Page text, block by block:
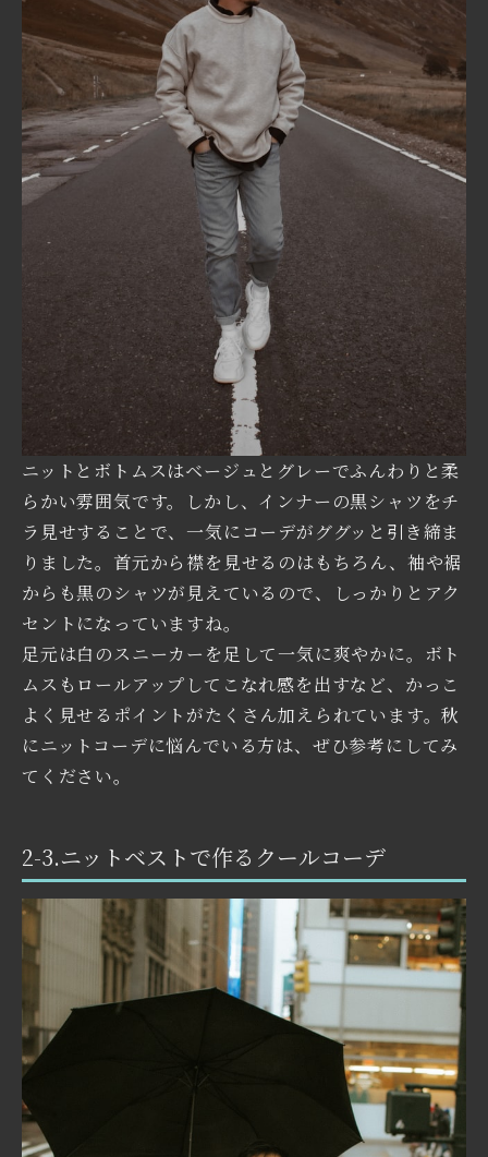
ニットとボトムスはベージュとグレーでふんわりと柔
らかい雰囲気です。しかし、インナーの黒シャツをチ
ラ見せすることで、一気にコーデがググッと引き締ま
りました。首元から襟を見せるのはもちろん、袖や裾
からも黒のシャツが見えているので、しっかりとアク
セントになっていますね。
足元は白のスニーカーを足して一気に爽やかに。ボト
ムスもロールアップしてこなれ感を出すなど、かっこ
よく見せるポイントがたくさん加えられています。秋
にニットコーデに悩んでいる方は、ぜひ参考にしてみ
てください。
2-3.ニットベストで作るクールコーデ